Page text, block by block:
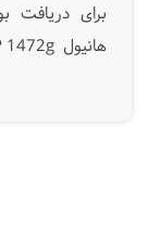
برای دریافت
هانیول Voyager XP 1472g